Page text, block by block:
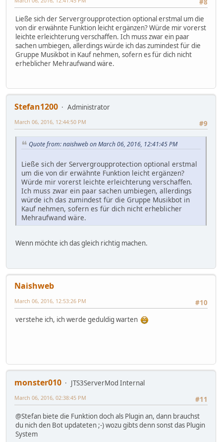
#8
Ließe sich der Servergroupprotection optional erstmal um die
von dir erwähnte Funktion leicht ergänzen? Würde mir vorerst
leichte erleichterung verschaffen. Ich muss zwar ein paar
sachen umbiegen, allerdings würde ich das zumindest für die
Gruppe Musikbot in Kauf nehmen, sofern es für dich nicht
erheblicher Mehraufwand wäre.
Stefan1200
Administrator
#9
March 06, 2016, 12:44:50 PM
Quote from: naishweb on March 06, 2016, 12:41:45 PM
Ließe sich der Servergroupprotection optional erstmal
um die von dir erwähnte Funktion leicht ergänzen?
Würde mir vorerst leichte erleichterung verschaffen.
Ich muss zwar ein paar sachen umbiegen, allerdings
würde ich das zumindest für die Gruppe Musikbot in
Kauf nehmen, sofern es für dich nicht erheblicher
Mehraufwand wäre.
Wenn möchte ich das gleich richtig machen.
Naishweb
#10
March 06, 2016, 12:53:26 PM
verstehe ich, ich werde geduldig warten
monster010
JTS3ServerMod Internal
#11
March 06, 2016, 02:38:45 PM
@Stefan biete die Funktion doch als Plugin an, dann brauchst
du nich den Bot updateten ;-) wozu gibts denn sonst das Plugin
System